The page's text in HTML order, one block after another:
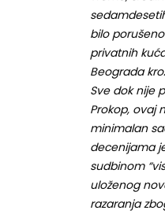
bilo
privatnih
Beograda
Sve dok nije
Prokop, ovaj
minimalan
decenijama
sudbinom
uloženog
razaranja